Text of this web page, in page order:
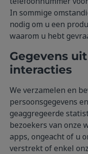
In sommige
nodig om u een
waarom u hebt
Gegevens
interacties
We verzamelen en
persoonsgegevens
geaggregeerde
bezoekers van onze
apps, ongeacht of u
verstrekt of enkel